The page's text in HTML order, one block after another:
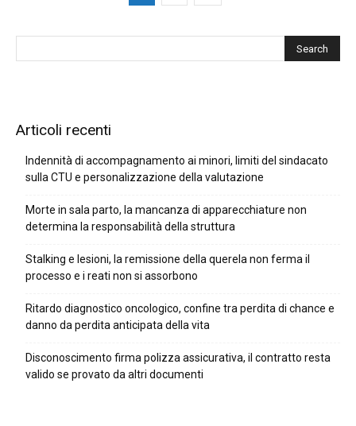
Articoli recenti
Indennità di accompagnamento ai minori, limiti del sindacato
sulla CTU e personalizzazione della valutazione
Morte in sala parto, la mancanza di apparecchiature non
determina la responsabilità della struttura
Stalking e lesioni, la remissione della querela non ferma il
processo e i reati non si assorbono
Ritardo diagnostico oncologico, confine tra perdita di chance e
danno da perdita anticipata della vita
Disconoscimento firma polizza assicurativa, il contratto resta
valido se provato da altri documenti